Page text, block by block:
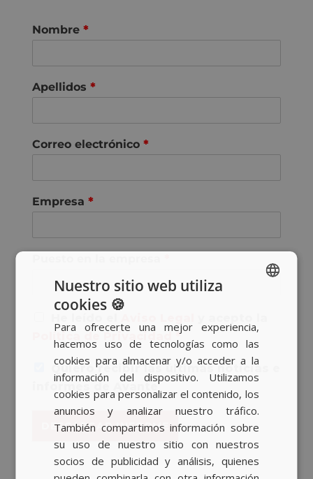
Nombre *
Apellidos *
Correo electrónico *
Empresa *
*
Quiero recibir las últimas noticias e
DESCARGAR INFORME
BASQUE
ENGLISH
Nuestro sitio web utiliza
cookies 🍪
Para ofrecerte una mejor experiencia,
hacemos uso de tecnologías como las
cookies para almacenar y/o acceder a la
información del dispositivo. Utilizamos
cookies para personalizar el contenido, los
anuncios y analizar nuestro tráfico.
También compartimos información sobre
su uso de nuestro sitio con nuestros
socios de publicidad y análisis, quienes